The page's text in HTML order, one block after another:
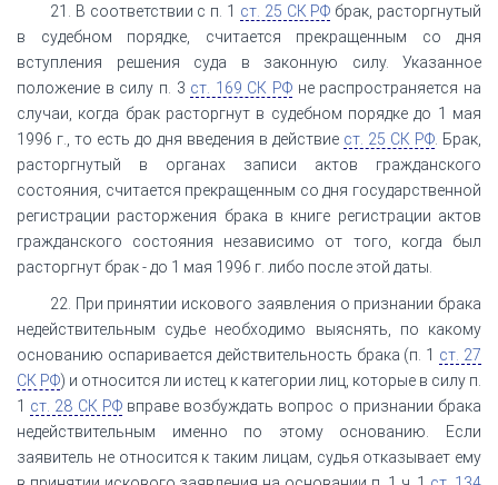
21. В соответствии с п. 1 ст. 25 СК РФ брак, расторгнутый
в судебном порядке, считается прекращенным со дня
вступления решения суда в законную силу. Указанное
положение в силу п. 3 ст. 169 СК РФ не распространяется на
случаи, когда брак расторгнут в судебном порядке до 1 мая
1996 г., то есть до дня введения в действие ст. 25 СК РФ . Брак,
расторгнутый в органах записи актов гражданского
состояния, считается прекращенным со дня государственной
регистрации расторжения брака в книге регистрации актов
гражданского состояния независимо от того, когда был
расторгнут брак - до 1 мая 1996 г. либо после этой даты.
22. При принятии искового заявления о признании брака
недействительным судье необходимо выяснять, по какому
основанию оспаривается действительность брака (п. 1 ст. 27
СК РФ) и относится ли истец к категории лиц, которые в силу п.
1 ст. 28 СК РФвправе возбуждать вопрос о признании брака
недействительным именно по этому основанию. Если
заявитель не относится к таким лицам, судья отказывает ему